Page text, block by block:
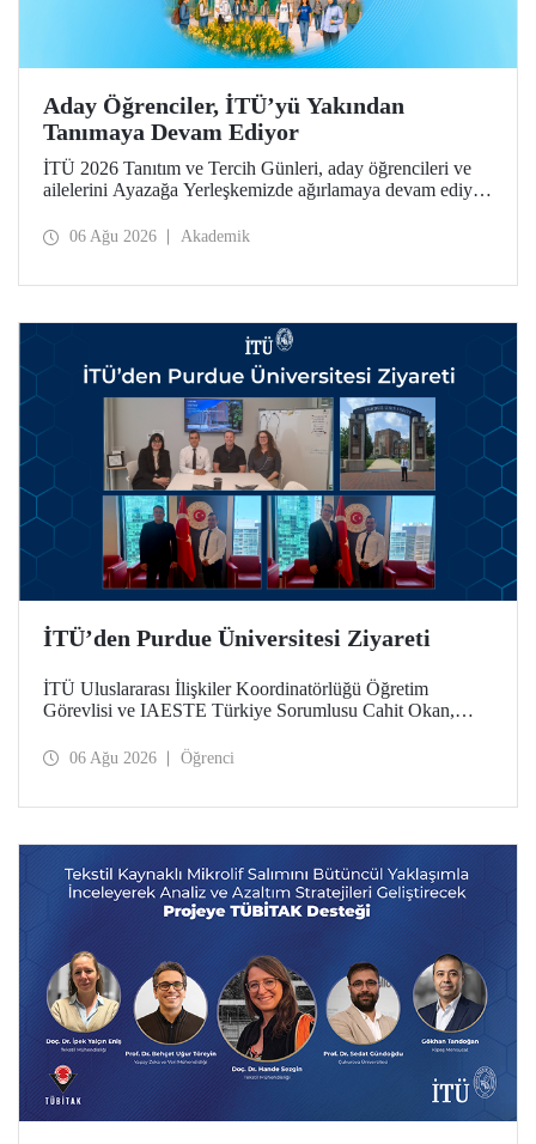
Aday Öğrenciler, İTÜ’yü Yakından
Tanımaya Devam Ediyor
İTÜ 2026 Tanıtım ve Tercih Günleri, aday öğrencileri ve
ailelerini Ayazağa Yerleşkemizde ağırlamaya devam ediyor.
ilgili fakülte ve birimler adaylara bilgi vermeye devam
06 Ağu 2026 Akademik
İTÜ’den Purdue Üniversitesi Ziyareti
İTÜ Uluslararası İlişkiler Koordinatörlüğü Öğretim
Görevlisi ve IAESTE Türkiye Sorumlusu Cahit Okan,
Temmuz tarihlerinde ABD’de dünyanın önde gelen
06 Ağu 2026 Öğrenci